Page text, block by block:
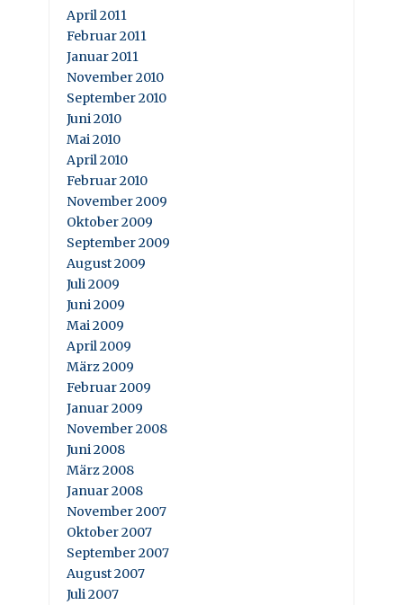
April 2011
Februar 2011
Januar 2011
November 2010
September 2010
Juni 2010
Mai 2010
April 2010
Februar 2010
November 2009
Oktober 2009
September 2009
August 2009
Juli 2009
Juni 2009
Mai 2009
April 2009
März 2009
Februar 2009
Januar 2009
November 2008
Juni 2008
März 2008
Januar 2008
November 2007
Oktober 2007
September 2007
August 2007
Juli 2007